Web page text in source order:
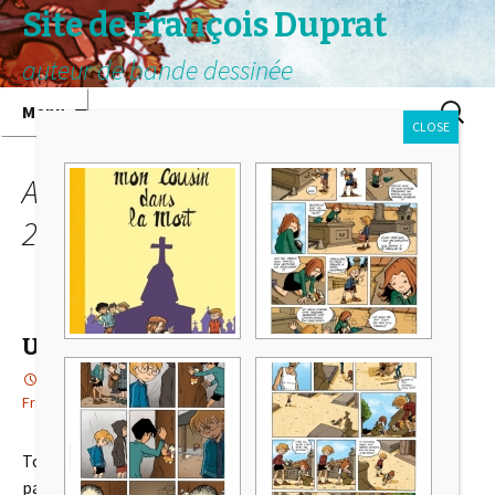
Site de François Duprat
auteur de bande dessinée
Menu
Archives mensuelles : novembre
2016
Une petite expo à Roubaix…
30 novembre 2016 expositions,L'année de la chèvre
François
Toujours dans le cadre de ma résidence auCRLL, en
parallèle de ma folle tournée de dédicace, la librairie
CLOSE